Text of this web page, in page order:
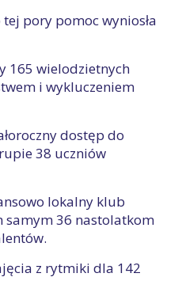
pory pomoc wyniosła
165 wielodzietnych
i wykluczeniem
dostęp do
38 uczniów
lokalny klub
36 nastolatkom
z rytmiki dla 142